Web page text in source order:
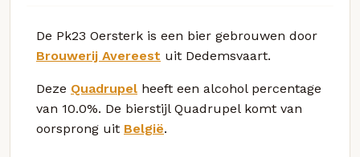
De Pk23 Oersterk is een bier gebrouwen door
Brouwerij Avereest uit Dedemsvaart.
Deze Quadrupel heeft een alcohol percentage
van 10.0%. De bierstijl Quadrupel komt van
oorsprong uit België.